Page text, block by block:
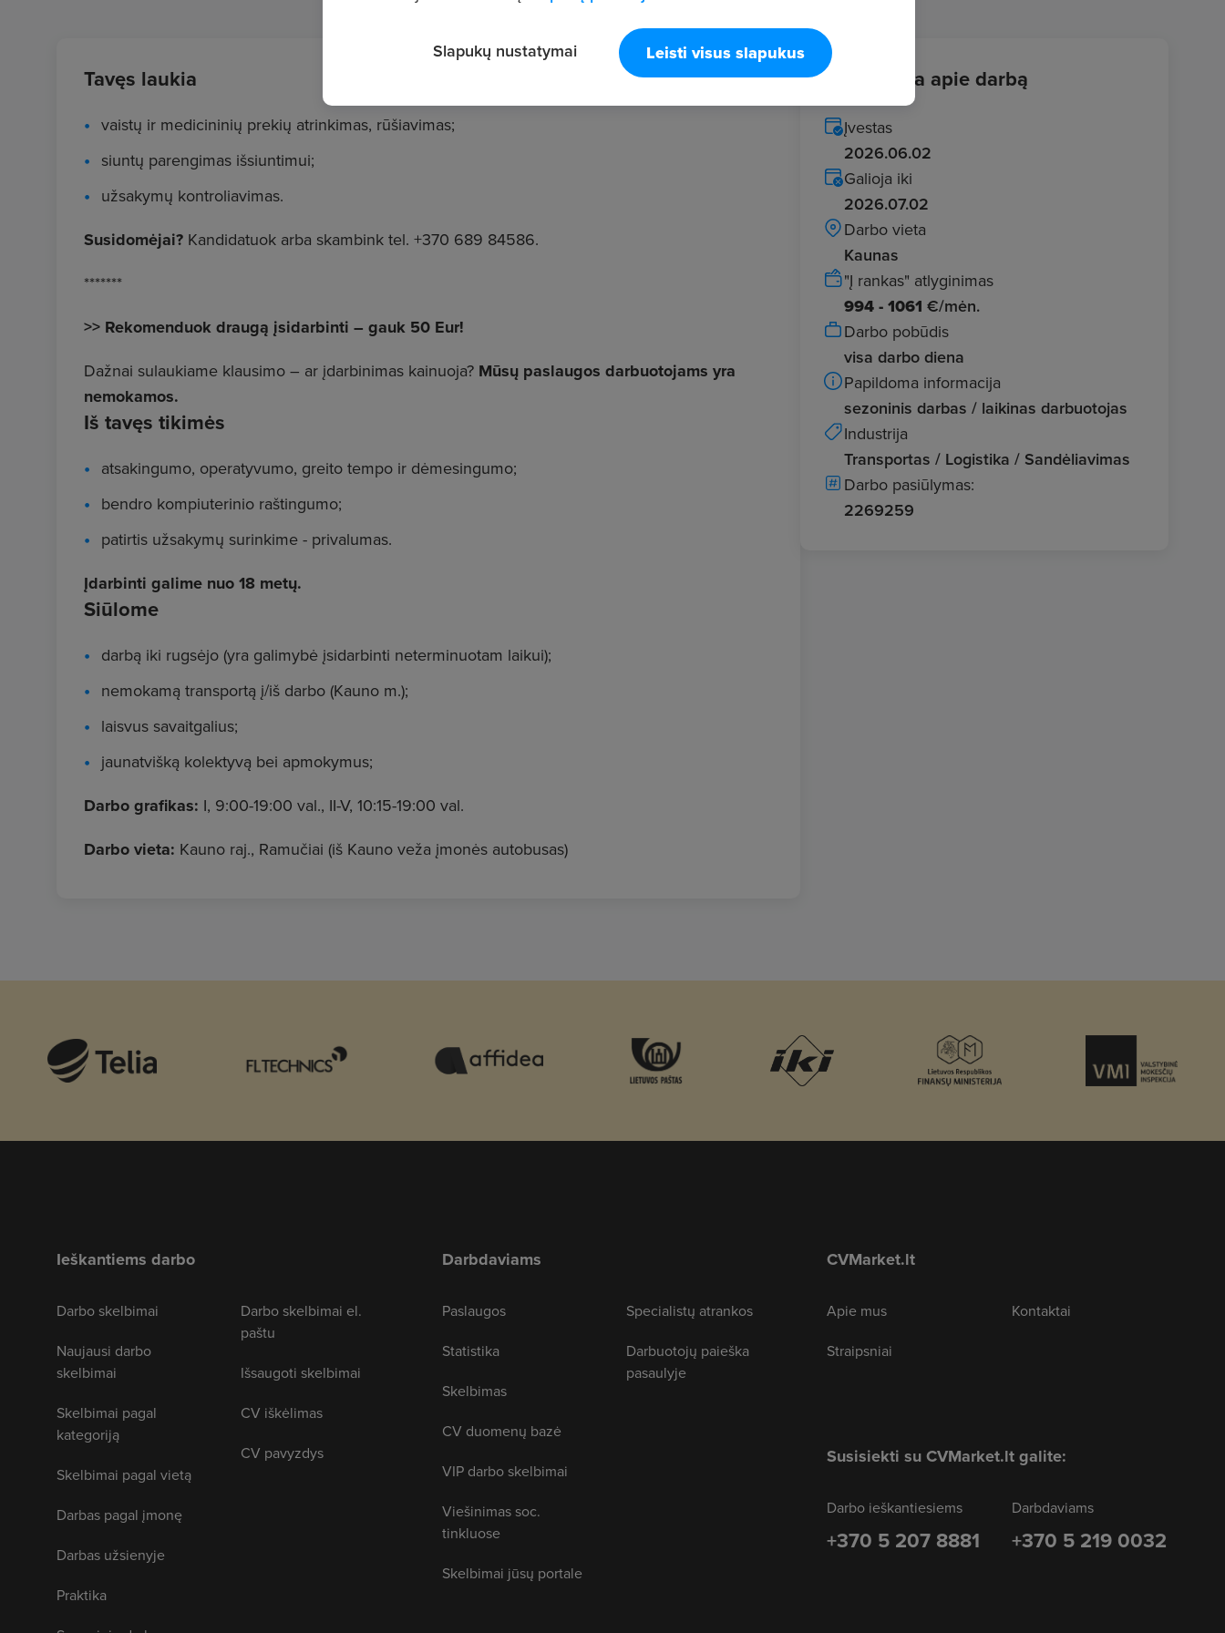
Siūlome
darbą iki rugsėjo (yra galimybė įsidarbinti neterminuotam laikui);
nemokamą transportą į/iš darbo (Kauno m.);
laisvus savaitgalius;
jaunatvišką kolektyvą bei apmokymus;
Darbo grafikas: I, 9:00-19:00 val., II-V, 10:15-19:00 val.
Darbo vieta: Kauno raj., Ramučiai (iš Kauno veža įmonės autobusas)
Iš tavęs tikimės
atsakingumo, operatyvumo, greito tempo ir dėmesingumo;
bendro kompiuterinio raštingumo;
patirtis užsakymų surinkime - privalumas.
Įdarbinti galime nuo 18 metų.
Tavęs laukia
vaistų ir medicininių prekių atrinkimas, rūšiavimas;
siuntų parengimas išsiuntimui;
užsakymų kontroliavimas.
Susidomėjai? Kandidatuok arba skambink tel. +370 689 84586.
*******
>> Rekomenduok draugą įsidarbinti – gauk 50 Eur!
Dažnai sulaukiame klausimo – ar įdarbinimas kainuoja? Mūsų paslaugos darbuotojams yra
nemokamos.
Informacija apie darbą
Įvestas
2026.06.02
Galioja iki
2026.07.02
Darbo vieta
Kaunas
"Į rankas" atlyginimas
994 - 1061 €/mėn.
Darbo pobūdis
visa darbo diena
Papildoma informacija
sezoninis darbas / laikinas darbuotojas
Industrija
Transportas / Logistika / Sandėliavimas
Darbo pasiūlymas:
2269259
Ieškantiems darbo
Darbo skelbimai
Naujausi darbo
skelbimai
Skelbimai pagal
kategoriją
Skelbimai pagal vietą
Darbas pagal įmonę
Darbas užsienyje
Praktika
Darbo skelbimai el.
paštu
Išsaugoti skelbimai
CV iškėlimas
CV pavyzdys
Darbdaviams
Paslaugos
Statistika
Skelbimas
CV duomenų bazė
VIP darbo skelbimai
Viešinimas soc.
tinkluose
Skelbimai jūsų portale
Specialistų atrankos
Darbuotojų paieška
pasaulyje
CVMarket.lt
Apie mus
Straipsniai
Kontaktai
Susisiekti su CVMarket.lt galite:
Darbo ieškantiesiems
+370 5 207 8881
Darbdaviams
+370 5 219 0032
Leisti visus slapukus
Slapukų nustatymai